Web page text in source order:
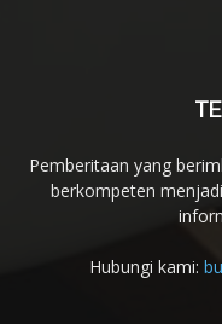
Pemberitaan yang
berkompeten
Hubungi kami: